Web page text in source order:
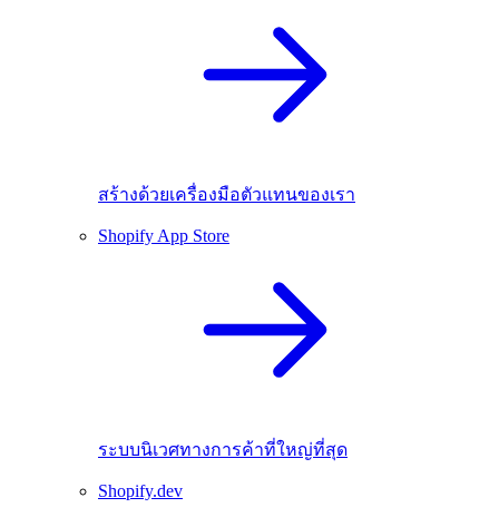
สร้างด้วยเครื่องมือตัวแทนของเรา
Shopify App Store
ระบบนิเวศทางการค้าที่ใหญ่ที่สุด
Shopify.dev